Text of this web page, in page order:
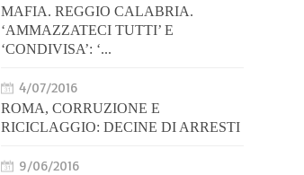
MAFIA. REGGIO CALABRIA.
‘AMMAZZATECI TUTTI’ E
‘CONDIVISA’: ‘...
4/07/2016
ROMA, CORRUZIONE E
RICICLAGGIO: DECINE DI ARRESTI
9/06/2016